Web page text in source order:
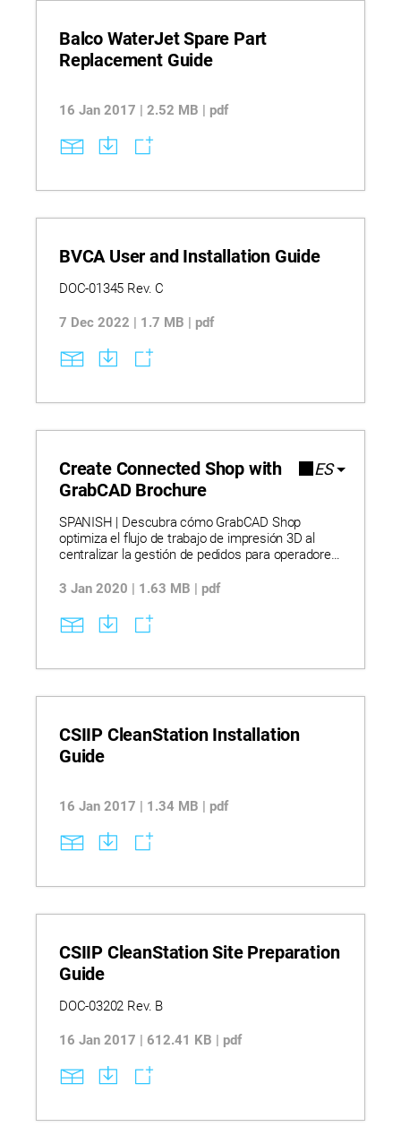
Balco WaterJet Spare Part
Replacement Guide
16 Jan 2017 | 2.52 MB | pdf
BVCA User and Installation Guide
DOC-01345 Rev. C
7 Dec 2022 | 1.7 MB | pdf
Create Connected Shop with
GrabCAD Brochure
ES
SPANISH | Descubra cómo GrabCAD Shop
optimiza el flujo de trabajo de impresión 3D al
centralizar la gestión de pedidos para operadores,
comunicación integrada, la organización de
colaboración y reducen la confusión. Explore
cómo el soporte incorporado para máquinas y
más rápida y una ejecución precisa de los
traducido automáticamente.
3 Jan 2020 | 1.63 MB | pdf
CSIIP CleanStation Installation
Guide
16 Jan 2017 | 1.34 MB | pdf
CSIIP CleanStation Site Preparation
Guide
DOC-03202 Rev. B
16 Jan 2017 | 612.41 KB | pdf